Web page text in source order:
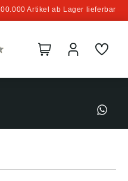
Artikel ab Lager lieferbar